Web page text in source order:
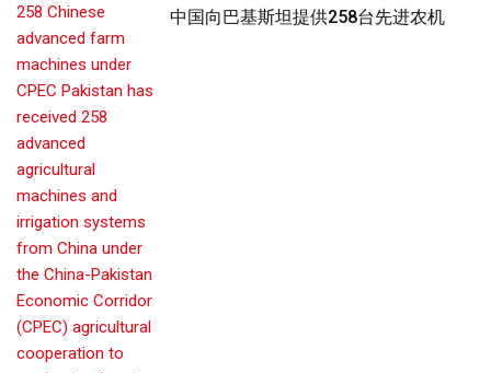
中国向巴基斯坦提供258台先进农机